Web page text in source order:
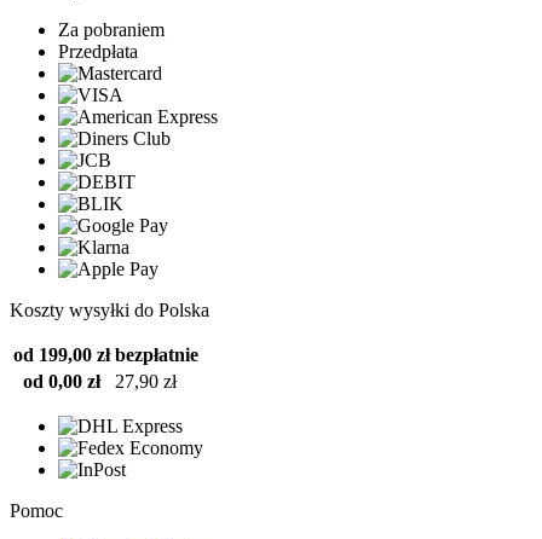
Za pobraniem
Przedpłata
Koszty wysyłki do Polska
od 199,00 zł bezpłatnie
od 0,00 zł
27,90 zł
Pomoc